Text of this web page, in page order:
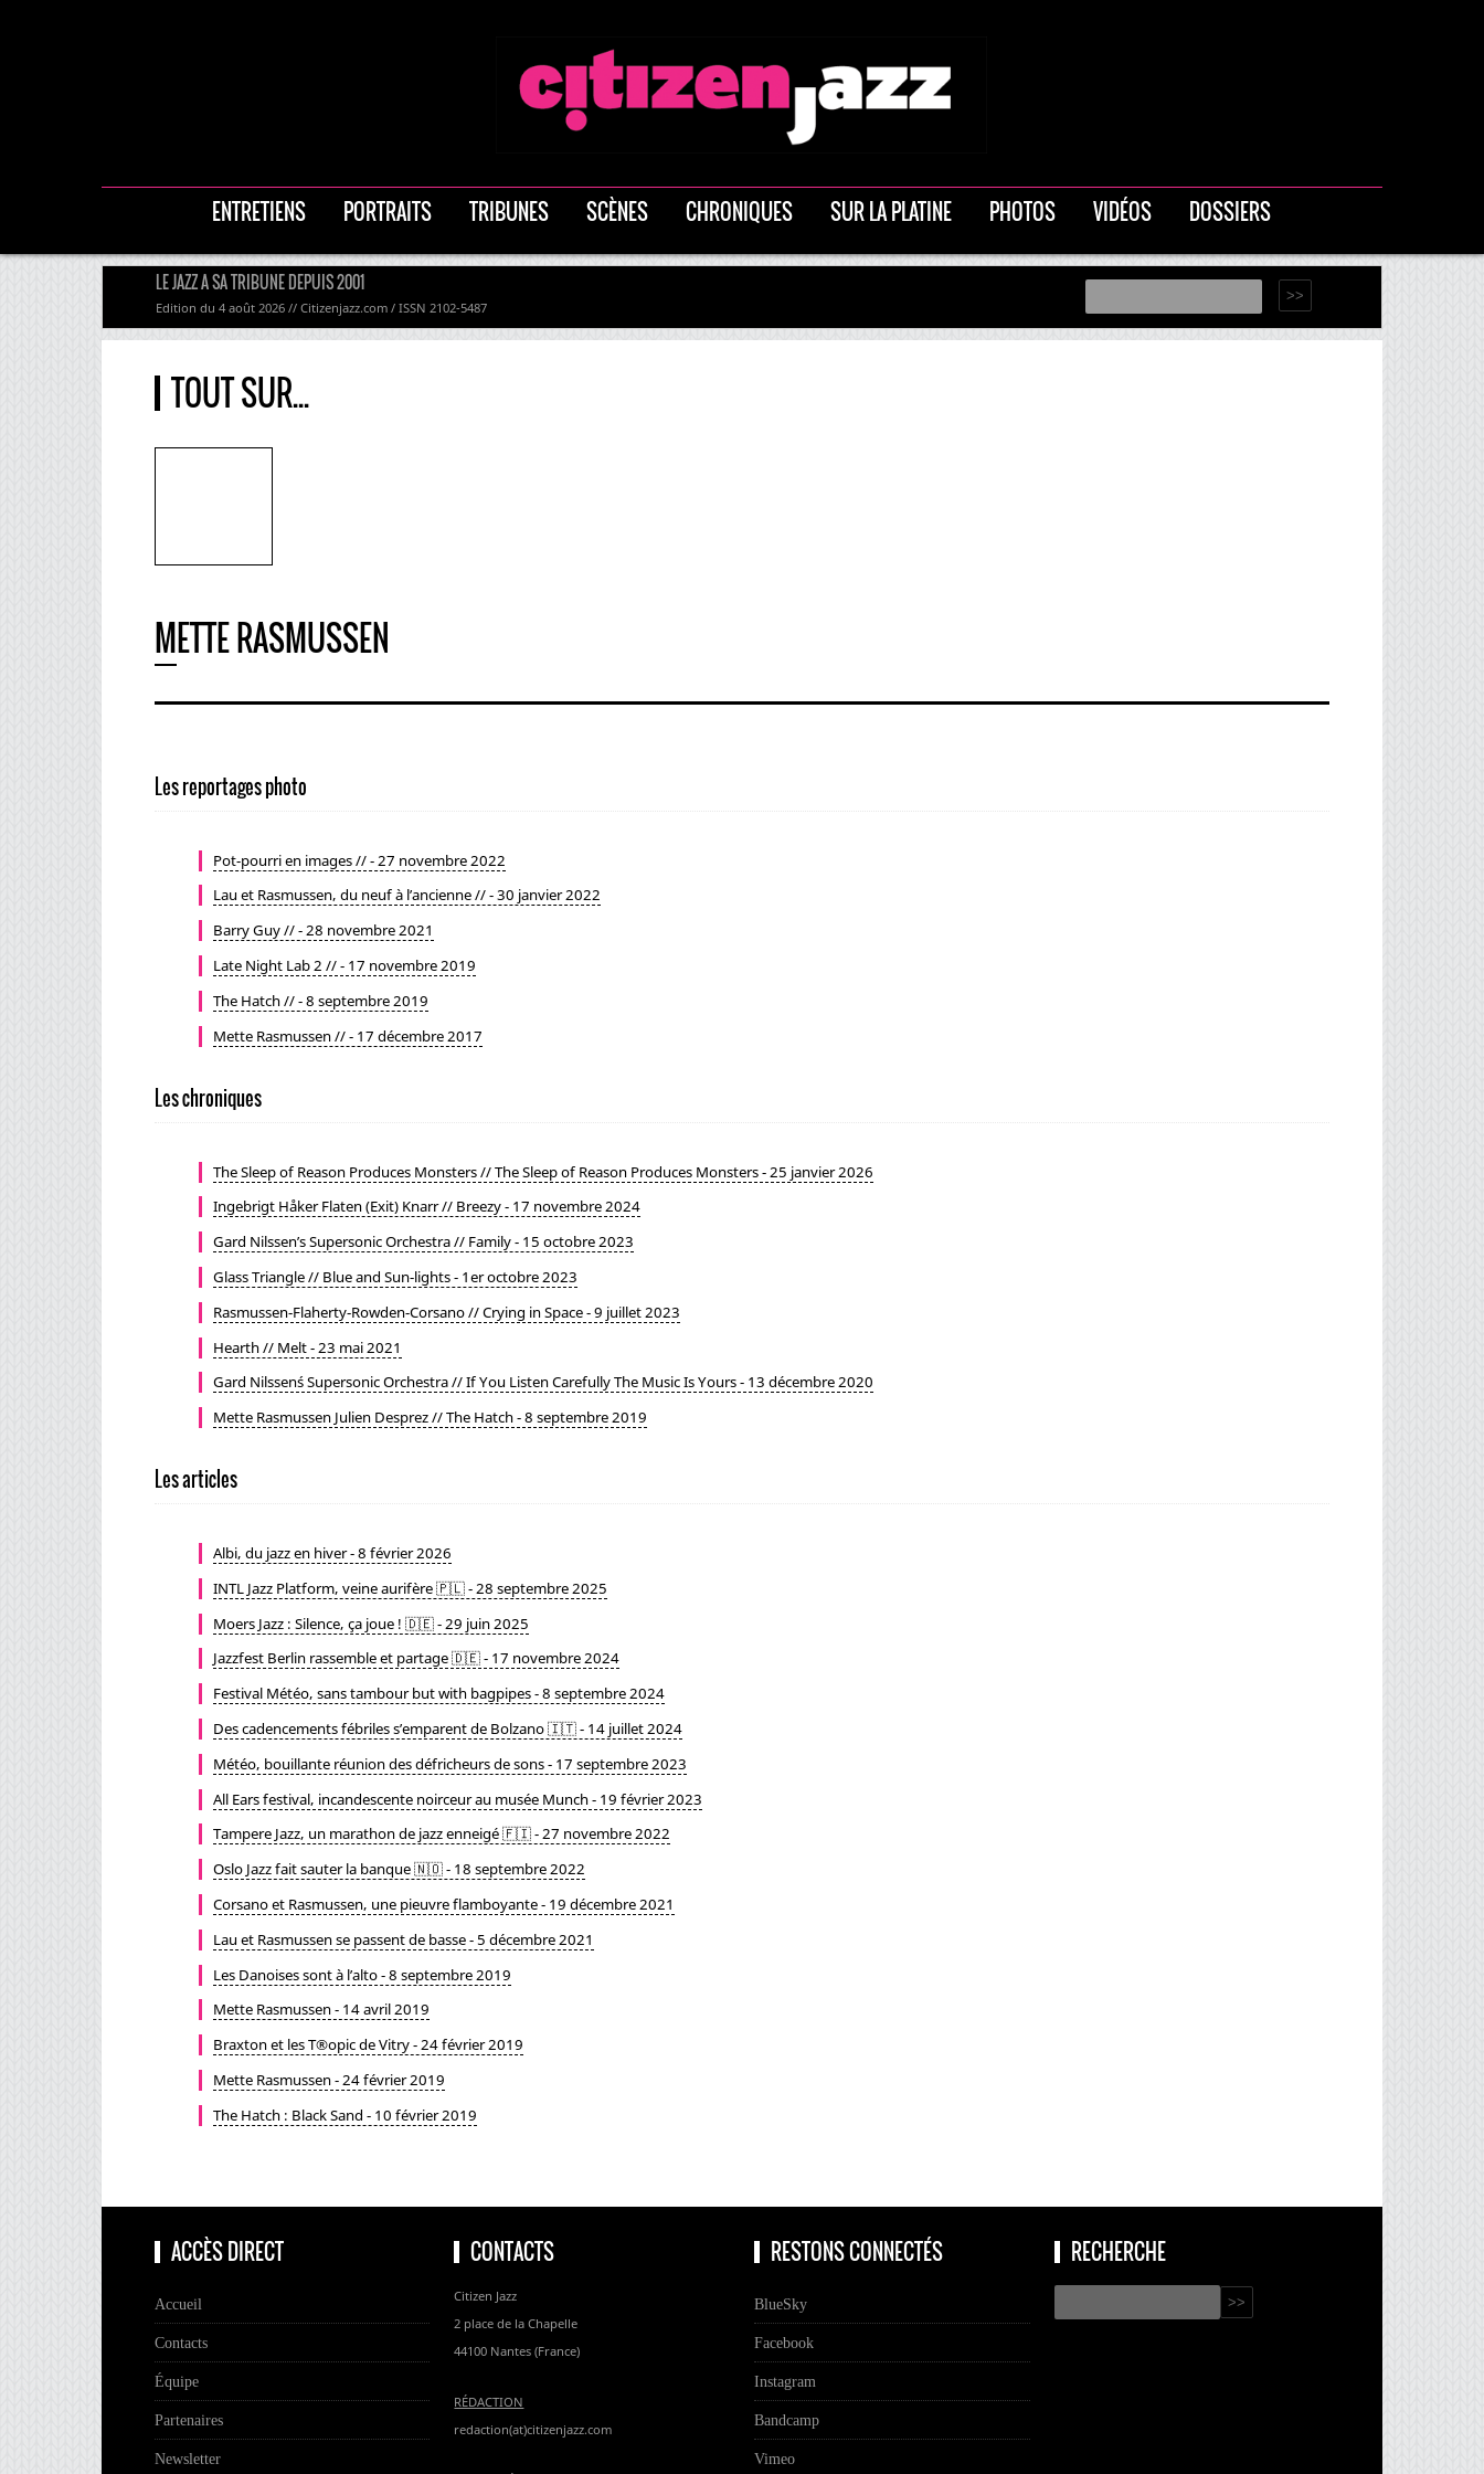
ENTRETIENS PORTRAITS TRIBUNES SCÈNES CHRONIQUES SUR LA PLATINE PHOTOS VIDÉOS DOSSIERS
LE JAZZ A SA TRIBUNE DEPUIS 2001
Edition du 4 août 2026 // Citizenjazz.com / ISSN 2102-5487
TOUT SUR...
METTE RASMUSSEN
Les reportages photo
Pot-pourri en images // - 27 novembre 2022
Lau et Rasmussen, du neuf à l’ancienne // - 30 janvier 2022
Barry Guy // - 28 novembre 2021
Late Night Lab 2 // - 17 novembre 2019
The Hatch // - 8 septembre 2019
Mette Rasmussen // - 17 décembre 2017
Les chroniques
The Sleep of Reason Produces Monsters // The Sleep of Reason Produces Monsters - 25 janvier 2026
Ingebrigt Håker Flaten (Exit) Knarr // Breezy - 17 novembre 2024
Gard Nilssen’s Supersonic Orchestra // Family - 15 octobre 2023
Glass Triangle // Blue and Sun-lights - 1er octobre 2023
Rasmussen-Flaherty-Rowden-Corsano // Crying in Space - 9 juillet 2023
Hearth // Melt - 23 mai 2021
Gard Nilssen´s Supersonic Orchestra // If You Listen Carefully The Music Is Yours - 13 décembre 2020
Mette Rasmussen Julien Desprez // The Hatch - 8 septembre 2019
Les articles
Albi, du jazz en hiver - 8 février 2026
INTL Jazz Platform, veine aurifère 🇵🇱 - 28 septembre 2025
Moers Jazz : Silence, ça joue ! 🇩🇪 - 29 juin 2025
Jazzfest Berlin rassemble et partage 🇩🇪 - 17 novembre 2024
Festival Météo, sans tambour but with bagpipes - 8 septembre 2024
Des cadencements fébriles s’emparent de Bolzano 🇮🇹 - 14 juillet 2024
Météo, bouillante réunion des défricheurs de sons - 17 septembre 2023
All Ears festival, incandescente noirceur au musée Munch - 19 février 2023
Tampere Jazz, un marathon de jazz enneigé 🇫🇮 - 27 novembre 2022
Oslo Jazz fait sauter la banque 🇳🇴 - 18 septembre 2022
Corsano et Rasmussen, une pieuvre flamboyante - 19 décembre 2021
Lau et Rasmussen se passent de basse - 5 décembre 2021
Les Danoises sont à l’alto - 8 septembre 2019
Mette Rasmussen - 14 avril 2019
Braxton et les T®opic de Vitry - 24 février 2019
Mette Rasmussen - 24 février 2019
The Hatch : Black Sand - 10 février 2019
ACCÈS DIRECT
Accueil
Contacts
Équipe
Partenaires
Newsletter
CONTACTS
Citizen Jazz
2 place de la Chapelle
44100 Nantes (France)
RÉDACTION
redaction(at)citizenjazz.com
RESTONS CONNECTÉS
BlueSky
Facebook
Instagram
Bandcamp
Vimeo
RECHERCHE